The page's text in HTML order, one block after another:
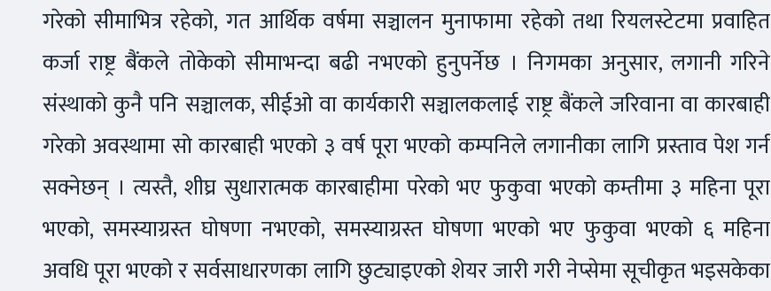
गरेको सीमाभित्र रहेको, गत आर्थिक वर्षमा सञ्चालन मुनाफामा रहेको तथा रियलस्टेटमा प्रवाहित
कर्जा राष्ट्र बैंकले तोकेको सीमाभन्दा बढी नभएको हुनुपर्नेछ । निगमका अनुसार, लगानी गरिने
संस्थाको कुनै पनि सञ्चालक, सीईओ वा कार्यकारी सञ्चालकलाई राष्ट्र बैंकले जरिवाना वा कारबाही
गरेको अवस्थामा सो कारबाही भएको ३ वर्ष पूरा भएको कम्पनिले लगानीका लागि प्रस्ताव पेश गर्न
सक्नेछन् । त्यस्तै, शीघ्र सुधारात्मक कारबाहीमा परेको भए फुकुवा भएको कम्तीमा ३ महिना पूरा
भएको, समस्याग्रस्त घोषणा नभएको, समस्याग्रस्त घोषणा भएको भए फुकुवा भएको ६ महिना
अवधि पूरा भएको र सर्वसाधारणका लागि छुट्याइएको शेयर जारी गरी नेप्सेमा सूचीकृत भइसकेका